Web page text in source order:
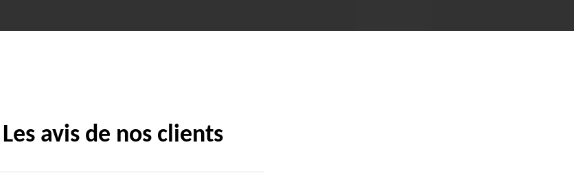
Les avis de nos clients